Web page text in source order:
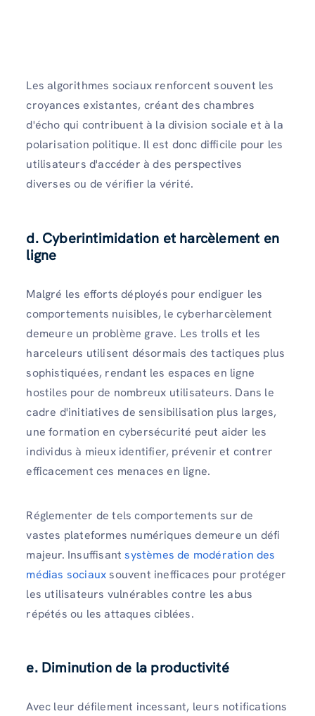
Les algorithmes sociaux renforcent souvent les
croyances existantes, créant des chambres
d'écho qui contribuent à la division sociale et à la
polarisation politique. Il est donc difficile pour les
utilisateurs d'accéder à des perspectives
diverses ou de vérifier la vérité.
d. Cyberintimidation et harcèlement en
ligne
Malgré les efforts déployés pour endiguer les
comportements nuisibles, le cyberharcèlement
demeure un problème grave. Les trolls et les
harceleurs utilisent désormais des tactiques plus
sophistiquées, rendant les espaces en ligne
hostiles pour de nombreux utilisateurs. Dans le
cadre d'initiatives de sensibilisation plus larges,
une formation en cybersécurité peut aider les
individus à mieux identifier, prévenir et contrer
efficacement ces menaces en ligne.
Réglementer de tels comportements sur de
vastes plateformes numériques demeure un défi
majeur. Insuffisantsystèmes de modération des
médias sociauxsouvent inefficaces pour protéger
les utilisateurs vulnérables contre les abus
répétés ou les attaques ciblées.
e. Diminution de la productivité
Avec leur défilement incessant, leurs notifications